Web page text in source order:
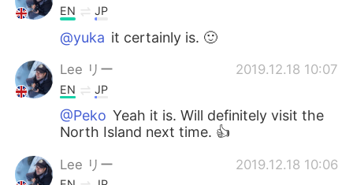
EN JP
@yuka it certainly is. 🙂
Lee リー 2019.12.18 10:07
EN JP
@Peko Yeah it is. Will definitely visit the
North Island next time. 👍
Lee リー 2019.12.18 10:06